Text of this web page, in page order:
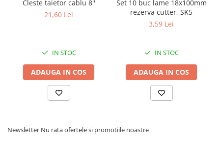
Proiectoare suplimentare, Camion,
Dispozitive Avertizare
Accesorii Goarne Pneumatice
Autocolante reflectorizante si
Claxoane Auto si Semnale Electrice
Cleste taietor cablu 8''
21,60 Lei
IN STOC
ADAUGA IN COS
Set 10 buc lame 18x100mm
rezerva cutter, SK5
3,59 Lei
IN STOC
ADAUGA IN COS
Newsletter Nu rata ofertele si promotiile noastre